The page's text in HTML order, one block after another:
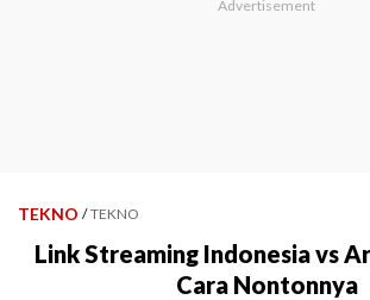
TEKNO / TEKNO
Link Streaming Indonesia vs
Cara Nontonnya